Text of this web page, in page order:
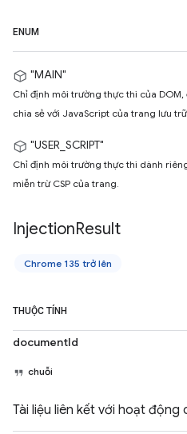
ENUM
"MAIN"
Chỉ định môi trường thực thi của
chia sẻ với JavaScript của trang lưu
"USER_SCRIPT"
Chỉ định môi trường thực thi dành
miễn trừ CSP của trang.
InjectionResult
Chrome 135 trở lên
THUỘC TÍNH
documentId
chuỗi
Tài liệu liên kết với hoạt động